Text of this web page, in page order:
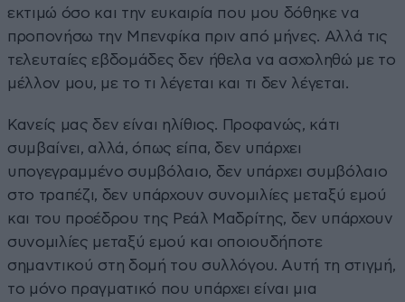
εκτιμώ όσο και την ευκαιρία που μου δόθηκε να
προπονήσω την Μπενφίκα πριν από μήνες. Αλλά τις
τελευταίες εβδομάδες δεν ήθελα να ασχοληθώ με το
μέλλον μου, με το τι λέγεται και τι δεν λέγεται.
Κανείς μας δεν είναι ηλίθιος. Προφανώς, κάτι
συμβαίνει, αλλά, όπως είπα, δεν υπάρχει
υπογεγραμμένο συμβόλαιο, δεν υπάρχει συμβόλαιο
στο τραπέζι, δεν υπάρχουν συνομιλίες μεταξύ εμού
και του προέδρου της Ρεάλ Μαδρίτης, δεν υπάρχουν
συνομιλίες μεταξύ εμού και οποιουδήποτε
σημαντικού στη δομή του συλλόγου. Αυτή τη στιγμή,
το μόνο πραγματικό που υπάρχει είναι μια